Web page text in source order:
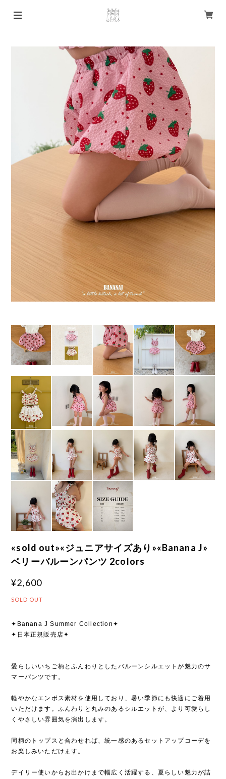
«sold out»«ジュニアサイズあり»«Banana J»
ベリーバルーンパンツ 2colors
¥2,600
SOLD OUT
✦Banana J Summer Collection✦
✦日本正規販売店✦
愛らしいいちご柄とふんわりとしたバルーンシルエットが魅力のサ
マーパンツです。
軽やかなエンボス素材を使用しており、暑い季節にも快適にご着用
いただけます。ふんわりと丸みのあるシルエットが、より可愛らし
くやさしい雰囲気を演出します。
同柄のトップスと合わせれば、統一感のあるセットアップコーデを
お楽しみいただけます。
デイリー使いからお出かけまで幅広く活躍する、夏らしい魅力が詰